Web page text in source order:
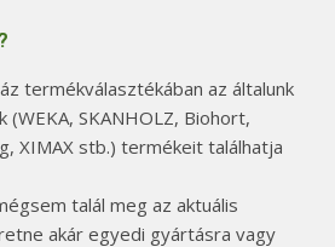
termékválasztékában az általunk
SKANHOLZ, Biohort,
XIMAX stb.) termékeit találhatja
talál meg az aktuális
akár egyedi gyártásra vagy